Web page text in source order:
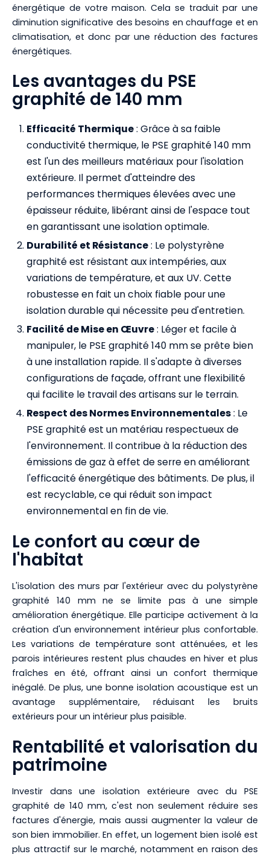
énergétique de votre maison. Cela se traduit par une
diminution significative des besoins en chauffage et en
climatisation, et donc par une réduction des factures
énergétiques.
Les avantages du PSE
graphité de 140 mm
Efficacité Thermique: Grâce à sa faible
conductivité thermique, le PSE graphité 140 mm
est l'un des meilleurs matériaux pour l'isolation
extérieure. Il permet d'atteindre des
performances thermiques élevées avec une
épaisseur réduite, libérant ainsi de l'espace tout
en garantissant une isolation optimale.
Durabilité et Résistance: Le polystyrène
graphité est résistant aux intempéries, aux
variations de température, et aux UV. Cette
robustesse en fait un choix fiable pour une
isolation durable qui nécessite peu d'entretien.
Facilité de Mise en Œuvre: Léger et facile à
manipuler, le PSE graphité 140 mm se prête bien
à une installation rapide. Il s'adapte à diverses
configurations de façade, offrant une flexibilité
qui facilite le travail des artisans sur le terrain.
Respect des Normes Environnementales: Le
PSE graphité est un matériau respectueux de
l'environnement. Il contribue à la réduction des
émissions de gaz à effet de serre en améliorant
l'efficacité énergétique des bâtiments. De plus, il
est recyclable, ce qui réduit son impact
environnemental en fin de vie.
Le confort au cœur de
l'habitat
L'isolation des murs par l'extérieur avec du polystyrène
graphité 140 mm ne se limite pas à une simple
amélioration énergétique. Elle participe activement à la
création d'un environnement intérieur plus confortable.
Les variations de température sont atténuées, et les
parois intérieures restent plus chaudes en hiver et plus
fraîches en été, offrant ainsi un confort thermique
inégalé. De plus, une bonne isolation acoustique est un
avantage supplémentaire, réduisant les bruits
extérieurs pour un intérieur plus paisible.
Rentabilité et valorisation du
patrimoine
Investir dans une isolation extérieure avec du PSE
graphité de 140 mm, c'est non seulement réduire ses
factures d'énergie, mais aussi augmenter la valeur de
son bien immobilier. En effet, un logement bien isolé est
plus attractif sur le marché, notamment en raison des